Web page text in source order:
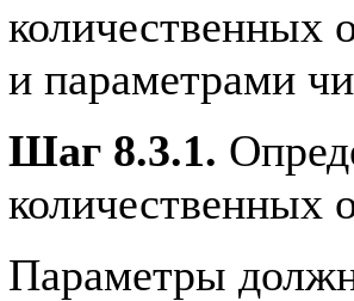
количественных
и параметрами
Шаг 8.3.1.
количественных
Параметры